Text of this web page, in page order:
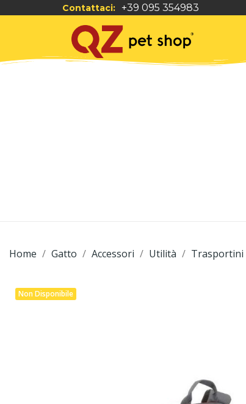
Contattaci: +39 095 354983
Home Gatto Accessori Utilità Trasportini
Non Disponibile